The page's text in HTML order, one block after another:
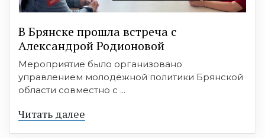
В Брянске прошла встреча с
Александрой Родионовой
Мероприятие было организовано
управлением молодёжной политики Брянской
области совместно с ...
Читать далее